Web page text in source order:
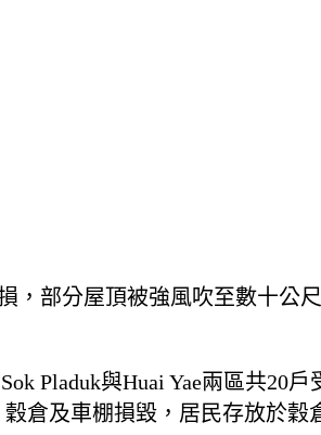
，部分屋頂被強風吹至數十公
Pladuk與Huai Yae兩區共20戶
穀倉及車棚損毀，居民存放於穀